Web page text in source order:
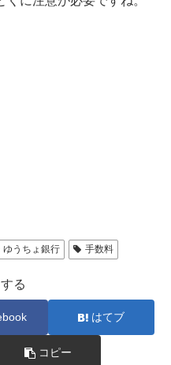
ゆうちょ銀行 手数料
る
はてブ
コピー